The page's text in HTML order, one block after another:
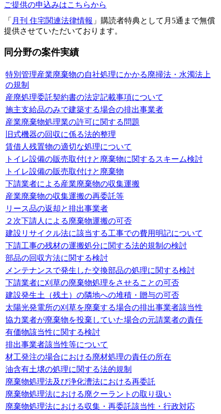
ご提供の申込みはこちらから
「 月刊 住宅関連法律情報 」購読者特典として月5通まで無償
提供させていただいております。
同分野の案件実績
特別管理産業廃棄物の自社処理にかかる廃掃法・水濁法上
の規制
産廃処理委託契約書の法定記載事項について
施主支給品のみで建築する場合の排出事業者
産業廃棄物処理業の許可に関する問題
旧式機器の回収に係る法的整理
賃借人残置物の適切な処理について
トイレ設備の販売取付けと廃棄物に関するスキーム検討
トイレ設備の販売取付けと廃棄物
下請業者による産業廃棄物の収集運搬
産業廃棄物の収集運搬の再委託等
リース品の返却と排出事業者
２次下請人による廃棄物運搬の可否
建設リサイクル法に該当する工事での費用明記について
下請工事の残材の運搬処分に関する法的規制の検討
部品の回収方法に関する検討
メンテナンスで発生した交換部品の処理に関する検討
下請業者に刈草の廃棄物処理をさせることの可否
建設発生土（残土）の隣地への堆積・贈与の可否
太陽光発電所の刈草を廃棄する場合の排出事業者該当性
協力業者が廃棄物を投棄していた場合の元請業者の責任
有価物該当性に関する検討
排出事業者該当性等について
材工発注の場合における廃材処理の責任の所在
油含有土壌の処理に関する法的規制
廃棄物処理法及び浄化漕法における再委託
廃棄物処理法における廃クーラントの取り扱い
廃棄物処理法における収集・再委託該当性・行政対応